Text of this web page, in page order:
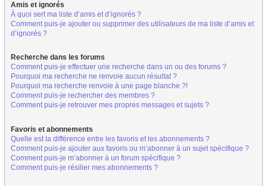
Amis et ignorés
À quoi sert ma liste d’amis et d’ignorés ?
Comment puis-je ajouter ou supprimer des utilisateurs de ma liste d’amis et
d’ignorés ?
Recherche dans les forums
Comment puis-je effectuer une recherche dans un ou des forums ?
Pourquoi ma recherche ne renvoie aucun résultat ?
Pourquoi ma recherche renvoie à une page blanche ?!
Comment puis-je rechercher des membres ?
Comment puis-je retrouver mes propres messages et sujets ?
Favoris et abonnements
Quelle est la différence entre les favoris et les abonnements ?
Comment puis-je ajouter aux favoris ou m’abonner à un sujet spécifique ?
Comment puis-je m’abonner à un forum spécifique ?
Comment puis-je résilier mes abonnements ?